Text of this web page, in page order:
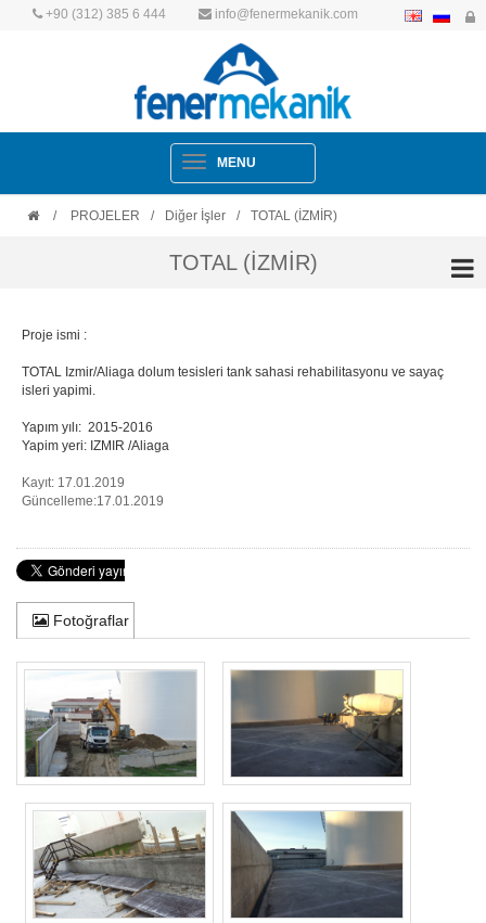
+90 (312) 385 6 444 info@fenermekanik.com
Navigation
MENU
/ PROJELER / Diğer İşler / TOTAL (İZMİR)
TOTAL (İZMİR)
Proje ismi :
TOTAL Izmir/Aliaga dolum tesisleri tank sahasi rehabilitasyonu ve sayaç
isleri yapimi.
Yapım yılı: 2015-2016
Yapim yeri: IZMIR /Aliaga
Kayıt: 17.01.2019
Güncelleme:17.01.2019
Fotoğraflar